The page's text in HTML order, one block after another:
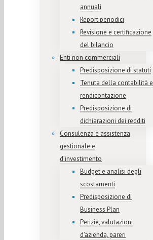
annuali
Report periodici
Revisione e certificazione
del bilancio
Enti non commerciali
Predisposizione di statuti
Tenuta della contabilità e
rendicontazione
Predisposizione di
dichiarazioni dei redditi
Consulenza e assistenza
gestionale e
d’investimento
Budget e analisi degli
scostamenti
Predisposizione di
Business Plan
Perizie, valutazioni
d’azienda, pareri